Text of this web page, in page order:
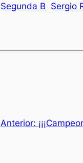
Segunda B Sergio
Anterior: